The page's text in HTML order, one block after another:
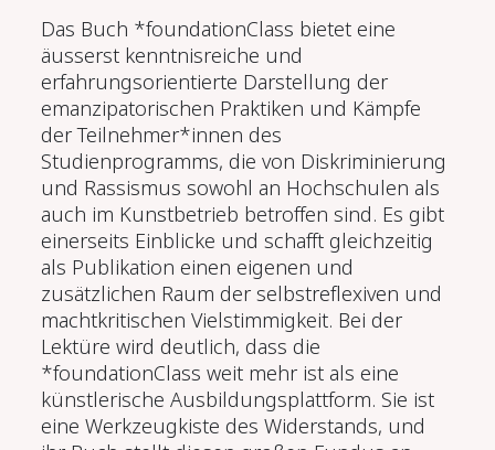
Das Buch *foundationClass bietet eine
äusserst kenntnisreiche und
erfahrungsorientierte Darstellung der
emanzipatorischen Praktiken und Kämpfe
der Teilnehmer*innen des
Studienprogramms, die von Diskriminierung
und Rassismus sowohl an Hochschulen als
auch im Kunstbetrieb betroffen sind. Es gibt
einerseits Einblicke und schafft gleichzeitig
als Publikation einen eigenen und
zusätzlichen Raum der selbstreflexiven und
machtkritischen Vielstimmigkeit. Bei der
Lektüre wird deutlich, dass die
*foundationClass weit mehr ist als eine
künstlerische Ausbildungsplattform. Sie ist
eine Werkzeugkiste des Widerstands, und